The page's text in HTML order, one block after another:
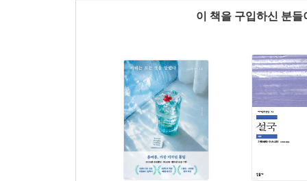
이 책을 구입하신 분